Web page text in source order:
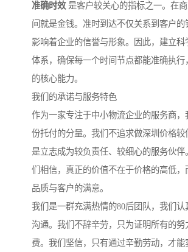
准确时效是客户较关心的指标之一。在
间就是金钱。准时到达不仅关系到客户的
影响着企业的信誉与形象。因此，建立科
体系，确保每一个时间节点都能准确执行
的核心能力。
我们的承诺与服务特色
作为一家专注于中小物流企业的服务商，
份托付的分量。我们不追求做深圳价格较
是立志成为较负责任、较细心的服务伙伴
们相信，真正的价值不在于价格的高低，
品质与客户的满意。
我们是一群充满热情的80后团队，我们认
沟通。我们不辞辛劳，只为证明所有的努
费。我们坚信，只有通过辛勤劳动，才能